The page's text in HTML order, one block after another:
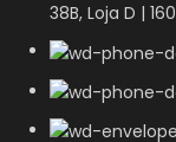
38B, Loja D |